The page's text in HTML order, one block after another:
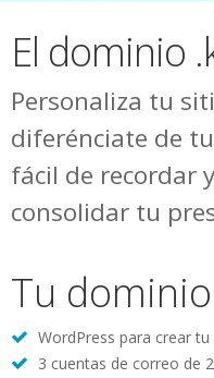
El dominio
Personaliza tu
diferénciate de
fácil de recordar
consolidar tu
Tu
WordPress para crear tu
3 cuentas de correo de